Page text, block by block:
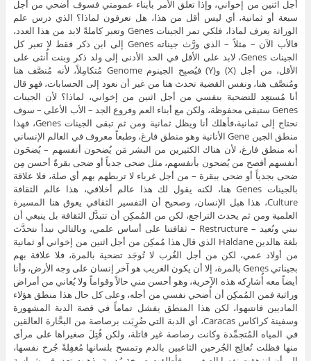
أجل اثنين من إخواني، وإذا تعلَّق الأمر بأبناء عمومتي فسوف أُضحي من أجل
سبعة أو ثمانية، أي ليس أقل من هذا، هل تعرفون لماذا؟ الذي درس علم
الوراثة يعرف لماذا، فلكي تمر الجينات Genes وتعبر كاملةً لابد من هذا العدد،
فالأب الآن – مثلاً – الذي ورَّث جيناته Genes إلى ابن ذكر فقط لا تعبر كل
الجينات Genes، لابد على الأقل في الحد الأدنى إلى ولد ذكر وبنت أُنثى على
الأقل، من أجل (X) و(Y) فيُصبِح الجينوم Genome مُتكامِلاً، لأنه مُنصَّف هنا
ومُنصَّف هنا، ونفس القضية تحدث هنا من غير أن نعود إلى الحسابات، فهو قال
أنا مُستعِد للتضحية بنفسي من أجل اثنين من إخواني، لماذا؟ لأن الجينات
Genes ستبقى محفوظة، ولكن مع أبناء العم وفروع الجد – الأب الأعلى – سوف
نحتاج إلى ثمانية،فأهلك أنا ويظل ثمانية ومن ثم تبقى الجينات Genes، فهذا
منطق الجين Gene الأنانية وهو منطق فارغ، وطبعاً معروف في العالم الإنساني
أنه منطق فارغ، لأن هناك الكثيرين من البشر مَن يُضحون أنفسهم – يُضحَون
أنفسهم أفصح من يُضحون بأنفسهم، مثل ضحى جدياً أو ضحى بقرةً أحسن مِن
ضحى بجدياً أو ضحى ببقرة – من أجل غرباء لا تربطهم بهم أي صلة، فلا علاقة
بالجينات Genes هنا، لكنه يقول لك هذا عالم أخلاقي، هذا عالم الثقافة
Culture، هذا هبل الإنسان، وصحيح أن التفسير الثقافي يعوق هنا المسيرة
العلمية ومن ثم يحدث التراجع، لكن من المُمكِن أن تتبدَّل الثقافة بل ينبغي أن
نبني ونُعيد – Restructure – ثقافتنا على أساس علمي، وبالتالي نبدأ نتحدَّث
بلغة هالدين Haldane الذي قال هذا مُمكِن من أجل اثنين من إخواني أو ثمانية
من أولاد عمي، لكن من أجل الغُرب لا تُوجَد تضحية بالمرة، فلا علاقة بهم
بجيناتي Genes بالمرة، إلا أن يكون الغريب هو آخر إنسان على وجه الأرض، وأنا
أيضاً معه أُشارِكه هذه الآخرية، وهو أحسن مني حالاً وقواماً ولا يُعاني من أمراض
وراثية فمن المُمكِن أن أُضحي نفسي من أجله، وعلى كل حال هذا منطق هؤلاء
الماديين فانتبهوا، لكن هذا المنطق يفشل تماماً في قصة الدبة المشهورة
وسفينة كراكاس Caracas، أي الدبة التي ضُرِبَت برصاصة من البحَّارة العالقين
في المياه المُتجمِّدة وكانت رصاصة غير قاتلة، ولكن قُتِلَ صغيراها على مرأى
منها فظلت تُعالِج الجُرحين الثاعبين بالدم وتمسح بلسانها مُغفِلةً جُرح نفسها،